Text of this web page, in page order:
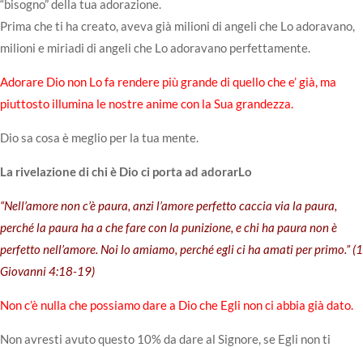
“bisogno” della tua adorazione.
Prima che ti ha creato, aveva già milioni di angeli che Lo adoravano,
milioni e miriadi di angeli che Lo adoravano perfettamente.
Adorare Dio non Lo fa rendere più grande di quello che e’ già, ma
piuttosto illumina le nostre anime con la Sua grandezza.
Dio sa cosa è meglio per la tua mente.
La rivelazione di chi è Dio ci porta ad adorarLo
“Nell’amore non c’è paura, anzi l’amore perfetto caccia via la paura,
perché la paura ha a che fare con la punizione, e chi ha paura non è
perfetto nell’amore. Noi lo amiamo, perché egli ci ha amati per primo.” (1
Giovanni 4:18-19)
Non c’è nulla che possiamo dare a Dio che Egli non ci abbia già dato.
Non avresti avuto questo 10% da dare al Signore, se Egli non ti